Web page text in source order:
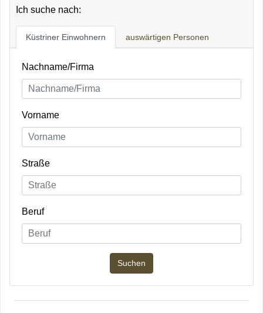
Ich suche nach:
Küstriner Einwohnern auswärtigen Personen
Nachname/Firma
Vorname
Straße
Beruf